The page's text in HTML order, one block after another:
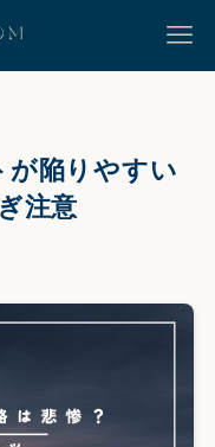
が陥りやすい
注意